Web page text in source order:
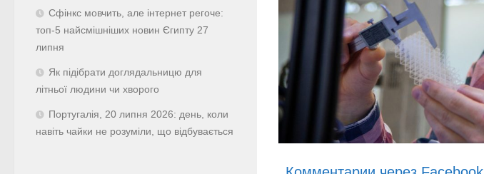
Сфінкс мовчить, але інтернет регоче:
топ-5 найсмішніших новин Єгипту 27
липня
Як підібрати доглядальницю для
літньої людини чи хворого
Португалія, 20 липня 2026: день, коли
навіть чайки не розуміли, що відбувається